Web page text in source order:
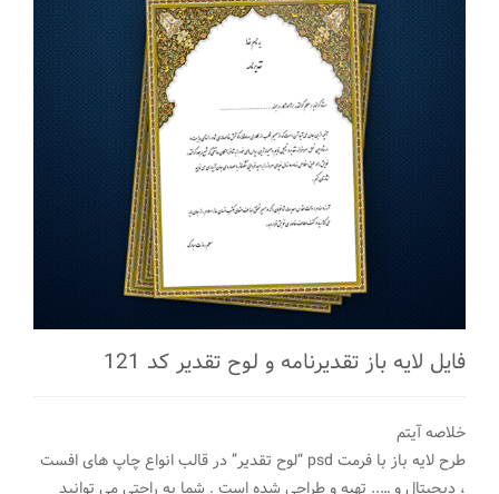
فایل لایه باز تقدیرنامه و لوح تقدیر کد 121
خلاصه آیتم
طرح لایه باز با فرمت psd “لوح تقدیر” در قالب انواع چاپ های افست